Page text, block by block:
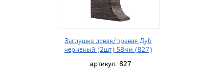
Заглушка левая/правая Дуб
черненый (2шт) 58мм (827)
артикул: 827